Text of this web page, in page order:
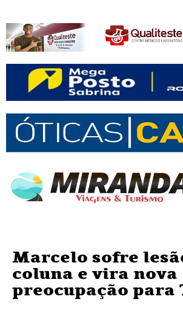
Marcelo sofre
coluna e vira nova
preocupação para